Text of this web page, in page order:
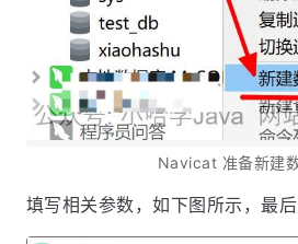
Navicat 准备新建
填写相关参数，如下图所示，最